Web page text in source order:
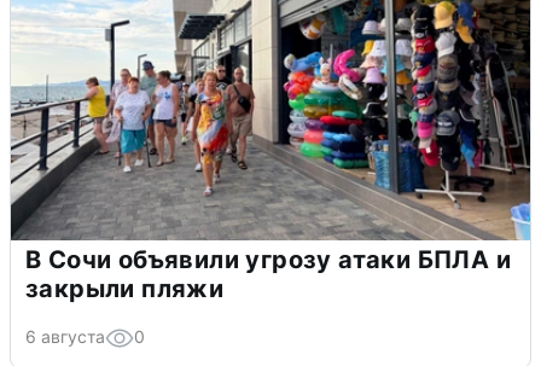
В Сочи объявили угрозу атаки БПЛА и
закрыли пляжи
6 августа 0